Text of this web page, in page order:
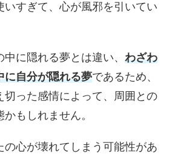
いすぎて、心が風邪を引いてい
に隠れる夢とは違い、 わざわ
に自分が隠れる夢であるため、
切った感情によって、周囲との
もしれません。
の心が壊れてしまう可能性があ